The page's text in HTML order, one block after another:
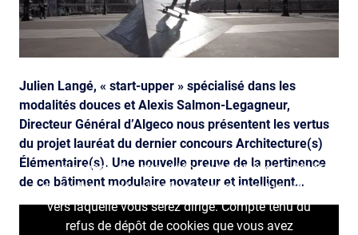
Julien Langé, « start-upper » spécialisé dans les
modalités douces et Alexis Salmon-Legagneur,
Directeur Général d’Algeco nous présentent les vertus
du projet lauréat du dernier concours Architecture(s)
Élémentaire(s). Une nouvelle preuve de la pertinence
de ce bâtiment modulaire novateur et intelligent…
Le visionnage de cette vidéo peut entraîner le dépôt
de cookies par la plateforme fournissant la vidéo
vers laquelle vous serez dirigé. Compte tenu du
refus de dépôt de cookies que vous avez